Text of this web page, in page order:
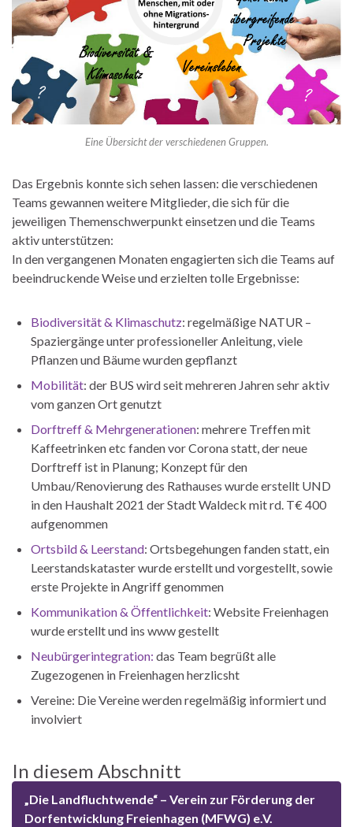
Eine Übersicht der verschiedenen Gruppen.
Das Ergebnis konnte sich sehen lassen: die verschiedenen
Teams gewannen weitere Mitglieder, die sich für die
jeweiligen Themenschwerpunkt einsetzen und die Teams
aktiv unterstützen:
In den vergangenen Monaten engagierten sich die Teams auf
beeindruckende Weise und erzielten tolle Ergebnisse:
Biodiversität & Klimaschutz: regelmäßige NATUR –
Spaziergänge unter professioneller Anleitung, viele
Pflanzen und Bäume wurden gepflanzt
Mobilität: der BUS wird seit mehreren Jahren sehr aktiv
vom ganzen Ort genutzt
Dorftreff & Mehrgenerationen: mehrere Treffen mit
Kaffeetrinken etc fanden vor Corona statt, der neue
Dorftreff ist in Planung; Konzept für den
Umbau/Renovierung des Rathauses wurde erstellt UND
in den Haushalt 2021 der Stadt Waldeck mit rd. T€ 400
aufgenommen
Ortsbild & Leerstand: Ortsbegehungen fanden statt, ein
Leerstandskataster wurde erstellt und vorgestellt, sowie
erste Projekte in Angriff genommen
Kommunikation & Öffentlichkeit: Website Freienhagen
wurde erstellt und ins www gestellt
Neubürgerintegration: das Team begrüßt alle
Zugezogenen in Freienhagen herzlicsht
Vereine: Die Vereine werden regelmäßig informiert und
involviert
In diesem Abschnitt
„Die Landfluchtwende“ – Verein zur Förderung der
Dorfentwicklung Freienhagen (MFWG) e.V.